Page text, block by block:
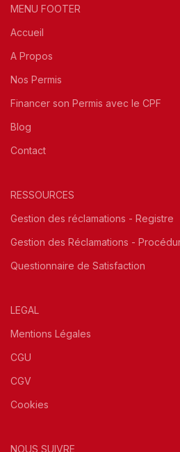
MENU FOOTER
Accueil
A Propos
Nos Permis
Financer son Permis avec le CPF
Blog
Contact
RESSOURCES
Gestion des réclamations - Registre
Gestion des Réclamations -
Questionnaire de Satisfaction
LEGAL
Mentions Légales
CGU
CGV
Cookies
NOUS SUIVRE